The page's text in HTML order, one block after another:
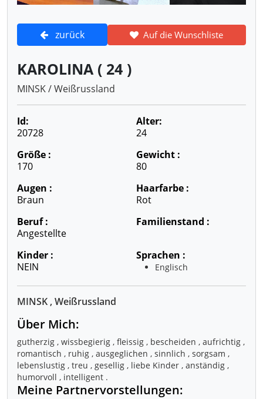
zurück Auf die Wunschliste
KAROLINA ( 24 )
MINSK / Weißrussland
Id:
20728
Alter:
24
Größe :
170
Gewicht :
80
Augen :
Braun
Haarfarbe :
Rot
Beruf :
Angestellte
Familienstand :
Kinder :
NEIN
Sprachen :
Englisch
MINSK , Weißrussland
Über Mich:
gutherzig , wissbegierig , fleissig , bescheiden , aufrichtig ,
romantisch , ruhig , ausgeglichen , sinnlich , sorgsam ,
lebenslustig , treu , gesellig , liebe Kinder , anständig ,
humorvoll , intelligent .
Meine Partnervorstellungen: